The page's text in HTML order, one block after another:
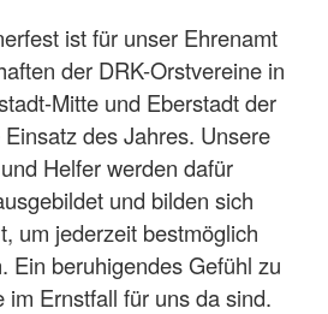
ist für unser Ehrenamt
der DRK-Orstvereine in
Mitte und Eberstadt der
des Jahres. Unsere
Helfer werden dafür
und bilden sich
um jederzeit bestmöglich
Ein beruhigendes Gefühl zu
im Ernstfall für uns da sind.